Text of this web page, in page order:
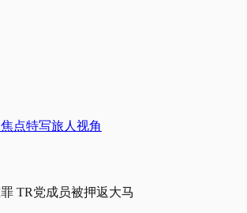
焦点特写旅人视角